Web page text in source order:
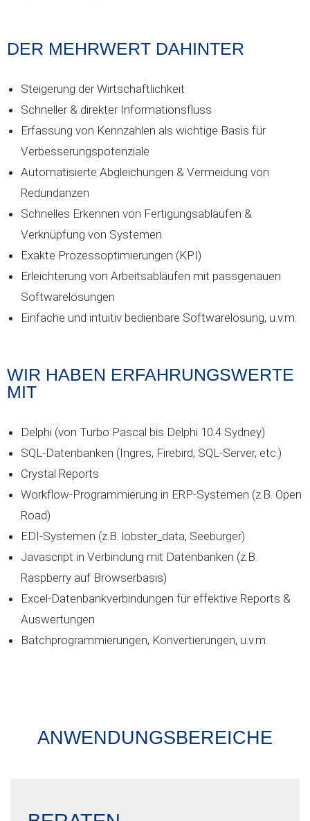
DER MEHRWERT DAHINTER
Steigerung der Wirtschaftlichkeit
Schneller & direkter Informationsfluss
Erfassung von Kennzahlen als wichtige Basis für
Verbesserungspotenziale
Automatisierte Abgleichungen & Vermeidung von
Redundanzen
Schnelles Erkennen von Fertigungsabläufen &
Verknüpfung von Systemen
Exakte Prozessoptimierungen (KPI)
Erleichterung von Arbeitsabläufen mit passgenauen
Softwarelösungen
Einfache und intuitiv bedienbare Softwarelösung, u.v.m.
WIR HABEN ERFAHRUNGSWERTE
MIT
Delphi (von Turbo Pascal bis Delphi 10.4 Sydney)
SQL-Datenbanken (Ingres, Firebird, SQL-Server, etc.)
Crystal Reports
Workflow-Programmierung in ERP-Systemen (z.B. Open
Road)
EDI-Systemen (z.B. lobster_data, Seeburger)
Javascript in Verbindung mit Datenbanken (z.B.
Raspberry auf Browserbasis)
Excel-Datenbankverbindungen für effektive Reports &
Auswertungen
Batchprogrammierungen, Konvertierungen, u.v.m.
ANWENDUNGSBEREICHE